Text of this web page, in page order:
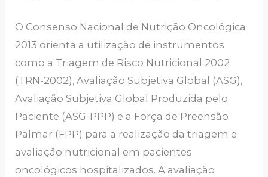
O Consenso Nacional de Nutrição Oncológica
2013 orienta a utilização de instrumentos
como a Triagem de Risco Nutricional 2002
(TRN-2002), Avaliação Subjetiva Global (ASG),
Avaliação Subjetiva Global Produzida pelo
Paciente (ASG-PPP) e a Força de Preensão
Palmar (FPP) para a realização da triagem e
avaliação nutricional em pacientes
oncológicos hospitalizados. A avaliação